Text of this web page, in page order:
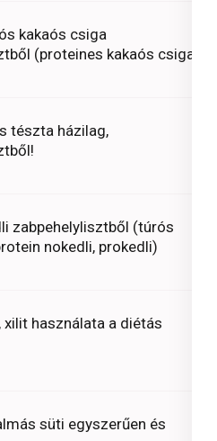
kakaós csiga
(proteines kakaós csiga)
tészta házilag,
zabpehelylisztből (túrós
nokedli, prokedli)
xilit használata a diétás
süti egyszerűen és